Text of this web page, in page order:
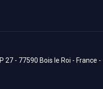
- 77590 Bois le Roi - France -